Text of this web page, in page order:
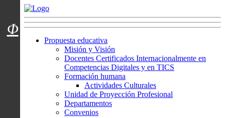
Menú usuarios
Propuesta educativa
Misión y Visión
Docentes Certificados Internacionalmente en
Competencias Digitales y en TICS
Formación humana
Actividades Culturales
Unidad de Proyección Profesional
Departamentos
Convenios
Φ